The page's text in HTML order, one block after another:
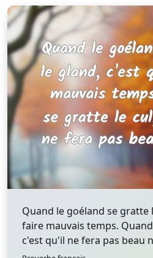
Quand le goéland se gratte
faire mauvais temps.
c'est qu'il ne fera pas beau